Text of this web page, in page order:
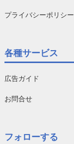
プライバシーポリシー
各種サービス
広告ガイド
お問合せ
フォローする